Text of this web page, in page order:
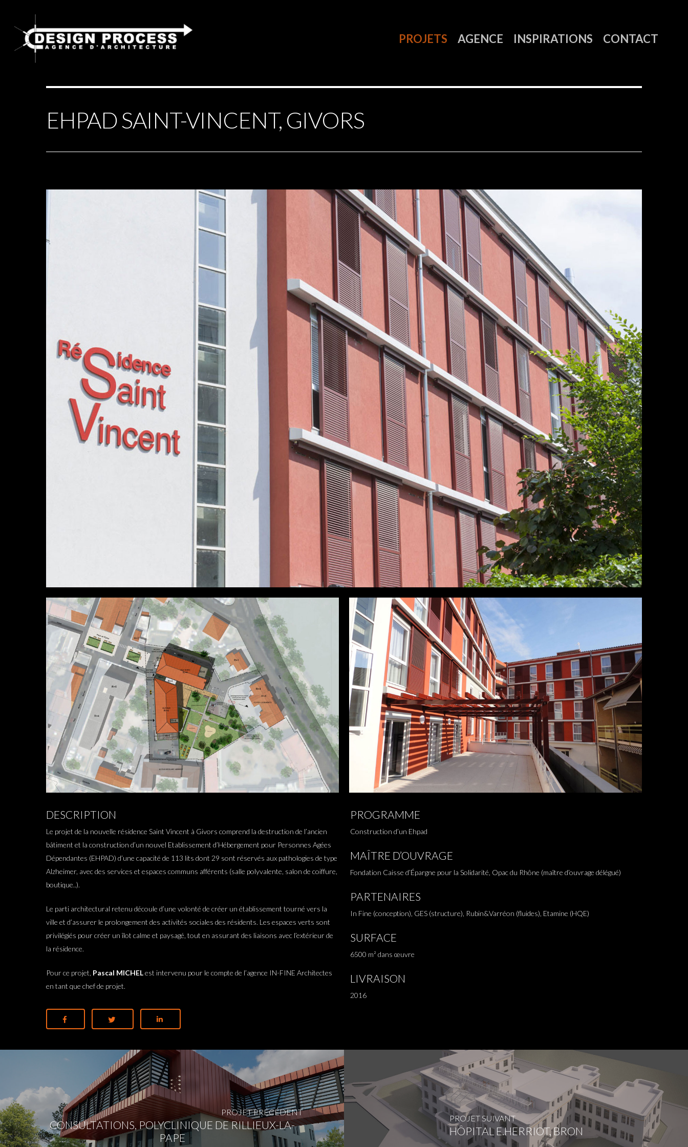
PROJETS AGENCE INSPIRATIONS CONTACT
EHPAD SAINT-VINCENT, GIVORS
DESCRIPTION
Le projet de la nouvelle résidence Saint Vincent à Givors comprend la destruction de l’ancien
bâtiment et la construction d’un nouvel Etablissement d’Hébergement pour Personnes Agées
Dépendantes (EHPAD) d’une capacité de 113 lits dont 29 sont réservés aux pathologies de type
Alzheimer, avec des services et espaces communs afférents (salle polyvalente, salon de coiffure,
boutique..).
Le parti architectural retenu découle d’une volonté de créer un établissement tourné vers la
ville et d’assurer le prolongement des activités sociales des résidents. Les espaces verts sont
privilégiés pour créer un îlot calme et paysagé, tout en assurant des liaisons avec l’extérieur de
la résidence.
Pour ce projet, Pascal MICHELest intervenu pour le compte de l’agence IN-FINE Architectes
en tant que chef de projet.
PROGRAMME
Construction d’un Ehpad
MAÎTRE D’OUVRAGE
Fondation Caisse d’Épargne pour la Solidarité, Opac du Rhône (maître d’ouvrage délégué)
PARTENAIRES
In Fine (conception), GES (structure), Rubin&Varréon (fluides), Etamine (HQE)
SURFACE
6500 m² dans œuvre
LIVRAISON
2016
PROJET PRÉCÉDENT
CONSULTATIONS, POLYCLINIQUE DE RILLIEUX-LA-
PAPE
PROJET SUIVANT
HÔPITAL E.HERRIOT, BRON